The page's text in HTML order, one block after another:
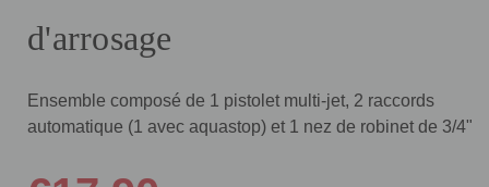
d'arrosage
Ensemble composé de 1 pistolet multi-jet, 2 raccords
automatique (1 avec aquastop) et 1 nez de robinet de 3/4"